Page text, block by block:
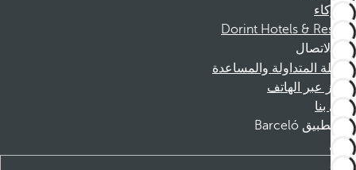
الشركاء
Dorint Hotels & Resorts
الاتصال
الأسئلة المتداولة والمساعدة
الحجز عبر الهاتف
اتصل بنا
تطبيق Barceló
تنزيل